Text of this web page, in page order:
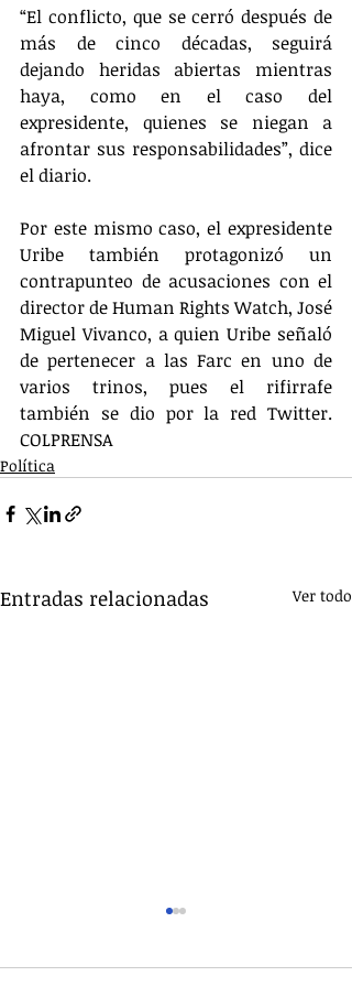
“El conflicto, que se cerró después de
más de cinco décadas, seguirá
dejando heridas abiertas mientras
haya, como en el caso del
expresidente, quienes se niegan a
afrontar sus responsabilidades”, dice
el diario.
Por este mismo caso, el expresidente
Uribe también protagonizó un
contrapunteo de acusaciones con el
director de Human Rights Watch, José
Miguel Vivanco, a quien Uribe señaló
de pertenecer a las Farc en uno de
varios trinos, pues el rifirrafe
COLPRENSA
Política
Entradas relacionadas Ver todo